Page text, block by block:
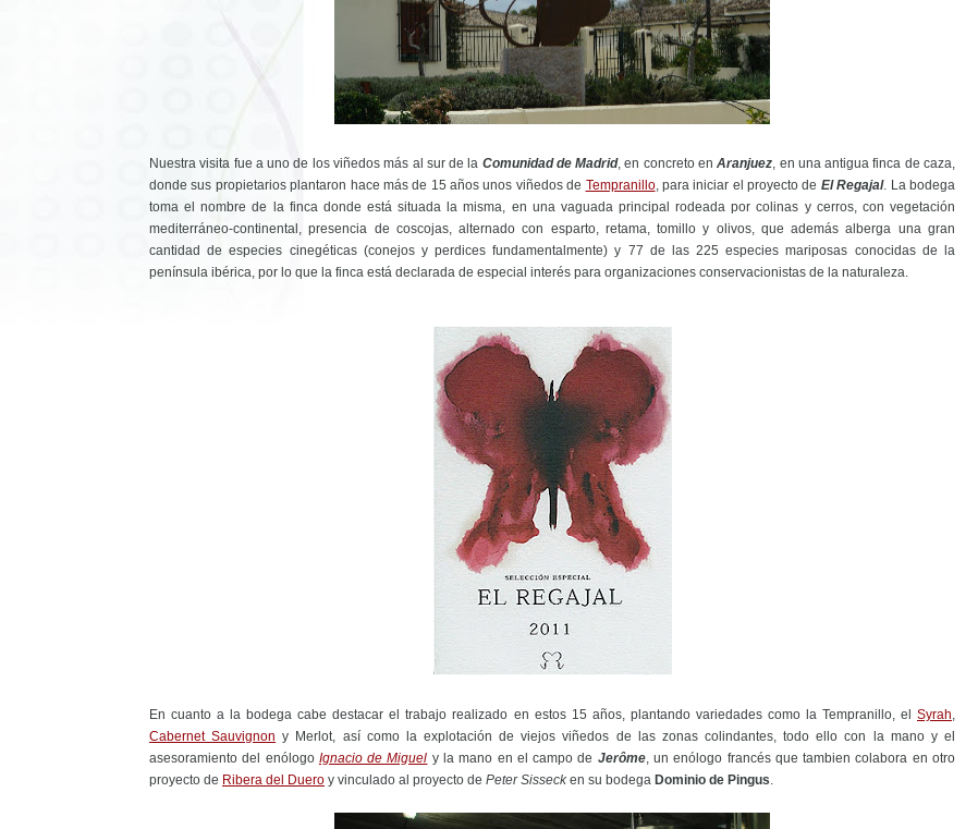
Nuestra visita fue a uno de los viñedos más al sur de la Comunidad de Madrid, en concreto enAranjuez, en una antigua finca de caza,
donde sus propietarios plantaron hace más de 15 años unos viñedos de Tempranillo, para iniciar el proyecto de El Regajal. La bodega
toma el nombre de la finca donde está situada la misma, en una vaguada principal rodeada por colinas y cerros, con vegetación
mediterráneo-continental, presencia de coscojas, alternado con esparto, retama, tomillo y olivos, que además alberga una gran
cantidad de especies cinegéticas (conejos y perdices fundamentalmente) y 77 de las 225 especies mariposas conocidas de la
península ibérica, por lo que la finca está declarada de especial interés para organizaciones conservacionistas de la naturaleza.
En cuanto a la bodega cabe destacar el trabajo realizado en estos 15 años, plantando variedades como la Tempranillo, el Syrah,
Cabernet Sauvignon y Merlot, así como la explotación de viejos viñedos de las zonas colindantes, todo ello con la mano y el
asesoramiento del enólogo Ignacio de Miguel y la mano en el campo de Jerôme, un enólogo francés que tambien colabora en otro
proyecto de Ribera del Duero y vinculado al proyecto de Peter Sissecken su bodega Dominio de Pingus.